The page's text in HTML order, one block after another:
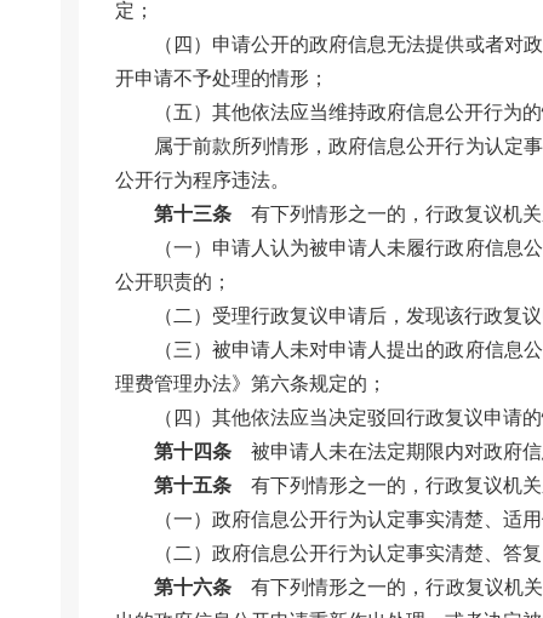
定；
（四）申请公开的政府信息无法提供或者对
开申请不予处理的情形；
（五）其他依法应当维持政府信息公开行为
属于前款所列情形，政府信息公开行为认定
公开行为程序违法。
第十三条 有下列情形之一的，行政复议机
（一）申请人认为被申请人未履行政府信息
公开职责的；
（二）受理行政复议申请后，发现该行政复
（三）被申请人未对申请人提出的政府信息
理费管理办法》第六条规定的；
（四）其他依法应当决定驳回行政复议申请
第十四条 被申请人未在法定期限内对政府
第十五条 有下列情形之一的，行政复议机
（一）政府信息公开行为认定事实清楚、适
（二）政府信息公开行为认定事实清楚、答
第十六条 有下列情形之一的，行政复议机